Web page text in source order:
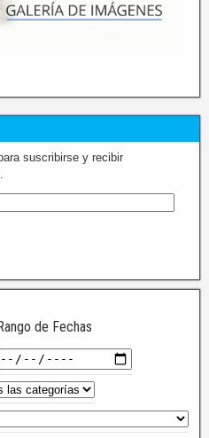
suscribirse y recibir
de Fechas